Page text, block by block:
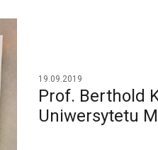
19.09.2019
Prof. Berthold
Uniwersytetu